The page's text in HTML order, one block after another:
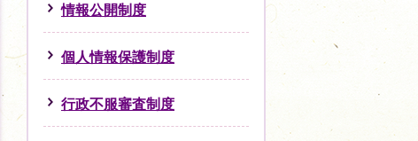
情報公開制度
個人情報保護制度
行政不服審査制度